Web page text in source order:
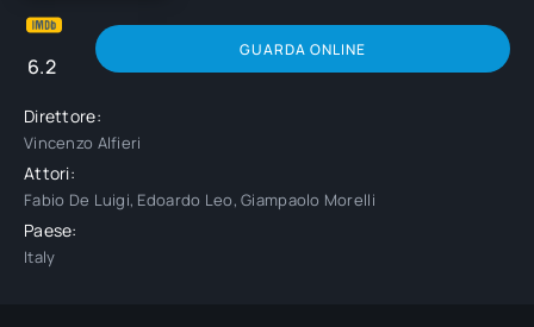
6.2
GUARDA ONLINE
Direttore:
Vincenzo Alfieri
Attori:
Fabio De Luigi, Edoardo Leo, Giampaolo Morelli
Paese:
Italy